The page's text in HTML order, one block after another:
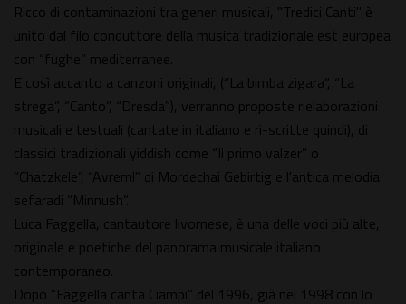
Ricco di contaminazioni tra generi musicali, "Tredici Canti" è
unito dal filo conduttore della musica tradizionale est europea
con “fughe” mediterranee.
E così accanto a canzoni originali, (“La bimba zigara”, “La
strega”, “Canto”, “Dresda”), verranno proposte rielaborazioni
musicali e testuali (cantate in italiano e ri-scritte quindi), di
classici tradizionali yiddish come “Il primo valzer” o
“Chatzkele”, “Avreml” di Mordechai Gebirtig e l'antica melodia
sefaradi “Minnush”.
Luca Faggella, cantautore livornese, è una delle voci più alte,
originale e poetiche del panorama musicale italiano
contemporaneo.
Dopo “Faggella canta Ciampi” del 1996, già nel 1998 con lo